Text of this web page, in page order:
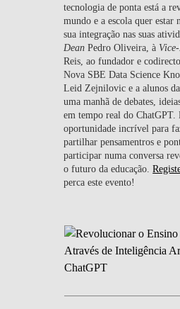
tecnologia de ponta está a
mundo e a escola quer estar
sua integração nas suas
Dean Pedro Oliveira, à
Reis, ao fundador e
Nova SBE Data Science
Leid Zejnilovic e a alunos
uma manhã de debates,
em tempo real do ChatGPT.
oportunidade incrível para
partilhar pensamentros e
participar numa conversa
o futuro da educação.
perca este evento!